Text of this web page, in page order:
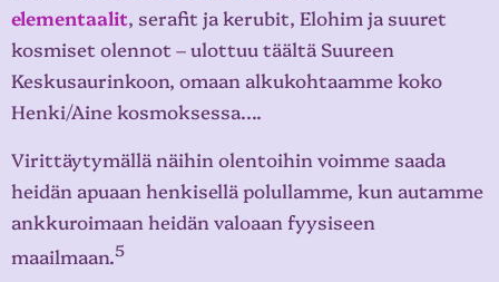
elementaalit, serafit ja kerubit, Elohim ja suuret
kosmiset olennot – ulottuu täältä Suureen
Keskusaurinkoon, omaan alkukohtaamme koko
Henki/Aine kosmoksessa….
Virittäytymällä näihin olentoihin voimme saada
heidän apuaan henkisellä polullamme, kun autamme
ankkuroimaan heidän valoaan fyysiseen
maailmaan.5